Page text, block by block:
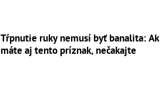
Tŕpnutie ruky nemusí byť banalita: Ak
máte aj tento príznak, nečakajte